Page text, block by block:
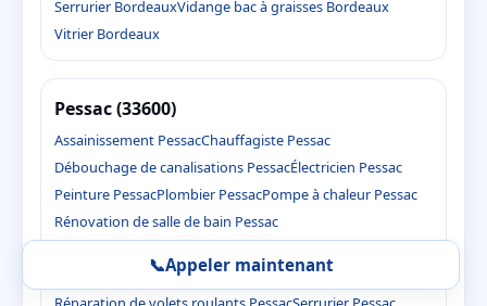
Serrurier BordeauxVidange bac à graisses Bordeaux
Vitrier Bordeaux
Pessac (33600)
Assainissement PessacChauffagiste Pessac
Débouchage de canalisations PessacÉlectricien Pessac
Peinture PessacPlombier PessacPompe à chaleur Pessac
Rénovation de salle de bain Pessac
Réparation de fuites Pessac
📞Appeler maintenant